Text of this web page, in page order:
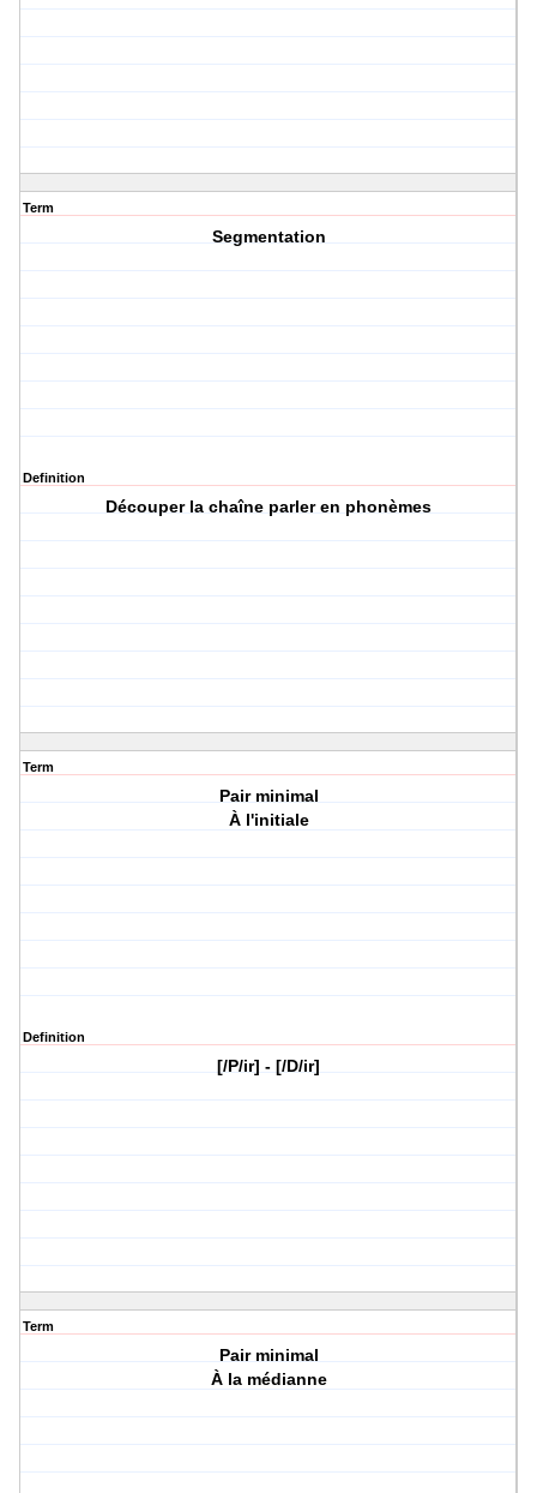
Term
Segmentation
Definition
Découper la chaîne parler en phonèmes
Term
Pair minimal
À l'initiale
Definition
[/P/ir] - [/D/ir]
Term
Pair minimal
À la médianne